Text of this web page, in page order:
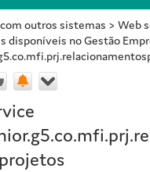
outros sistemas > Web
disponíveis no Gestão